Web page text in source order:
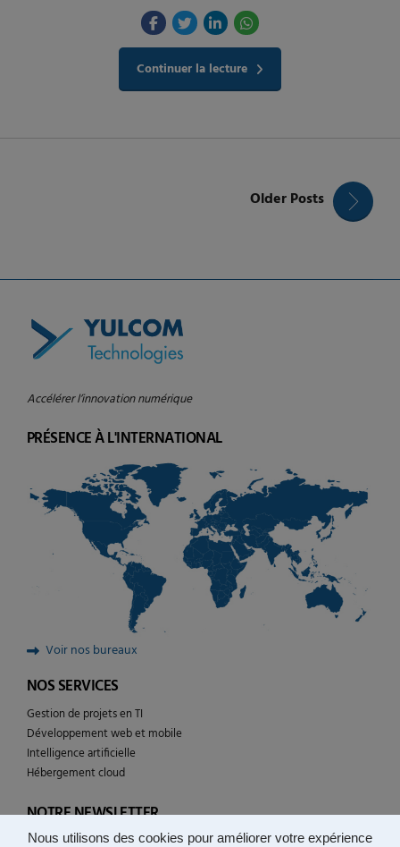
Nous utilisons des cookies pour améliorer votre expérience
Continuer la lecture
Older Posts
Accélérer l’innovation numérique
PRÉSENCE À L'INTERNATIONAL
Voir nos bureaux
NOS SERVICES
Gestion de projets en TI
Développement web et mobile
Intelligence artificielle
Hébergement cloud
NOTRE NEWSLETTER
Suivez l’actualité de YULCOM technologies